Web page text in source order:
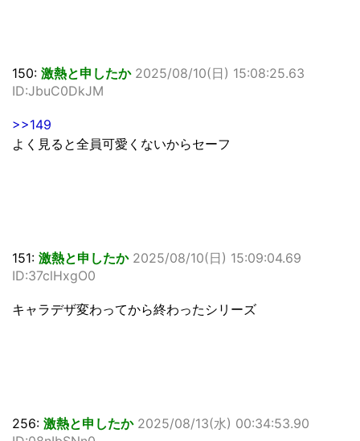
150: 激熱と申したか 2025/08/10(日) 15:08:25.63
ID:JbuC0DkJM
>>149
よく見ると全員可愛くないからセーフ
151: 激熱と申したか 2025/08/10(日) 15:09:04.69
ID:37clHxgO0
キャラデザ変わってから終わったシリーズ
256: 激熱と申したか 2025/08/13(水) 00:34:53.90